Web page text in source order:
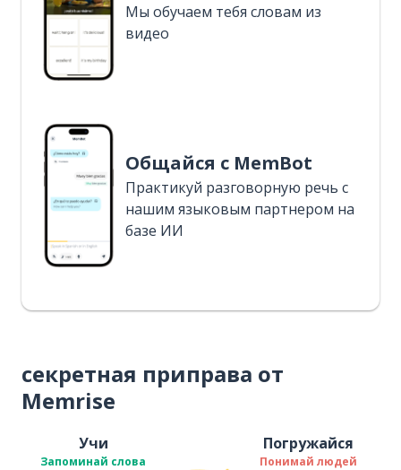
Мы обучаем тебя словам из
видео
Общайся с MemBot
Практикуй разговорную речь с
нашим языковым партнером на
базе ИИ
секретная приправа от
Memrise
Учи
Запоминай слова
Погружайся
Понимай людей